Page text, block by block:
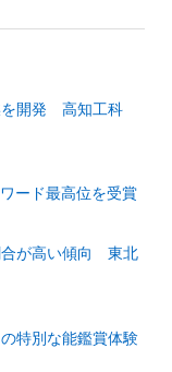
を開発 高知工科
ード最高位を受賞
合が高い傾向 東北
特別な能鑑賞体験